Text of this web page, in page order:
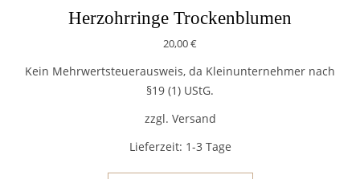
Herzohrringe Trockenblumen
20,00€
Kein Mehrwertsteuerausweis, da Kleinunternehmer nach
§19 (1) UStG.
zzgl. Versand
Lieferzeit: 1-3 Tage